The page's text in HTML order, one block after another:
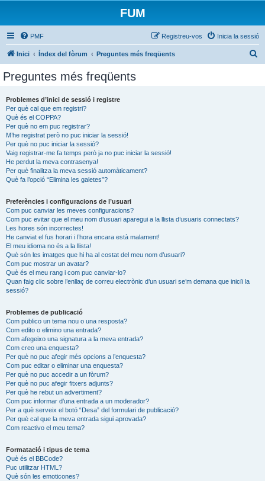
FUM
PMF Inicia la sessió
Registreu-vos
Inici Índex del fòrum Preguntes més freqüents
Preguntes més freqüents
Problemes d’inici de sessió i registre
Per què cal que em registri?
Què és el COPPA?
Per què no em puc registrar?
M’he registrat però no puc iniciar la sessió!
Per què no puc iniciar la sessió?
Vaig registrar-me fa temps però ja no puc iniciar la sessió!
He perdut la meva contrasenya!
Per què finalitza la meva sessió automàticament?
Què fa l’opció “Elimina les galetes”?
Preferències i configuracions de l’usuari
Com puc canviar les meves configuracions?
Com puc evitar que el meu nom d’usuari aparegui a la llista d’usuaris connectats?
Les hores són incorrectes!
He canviat el fus horari i l’hora encara està malament!
El meu idioma no és a la llista!
Què són les imatges que hi ha al costat del meu nom d’usuari?
Com puc mostrar un avatar?
Què és el meu rang i com puc canviar-lo?
Quan faig clic sobre l’enllaç de correu electrònic d’un usuari se’m demana que iniciï la
sessió?
Problemes de publicació
Com publico un tema nou o una resposta?
Com edito o elimino una entrada?
Com afegeixo una signatura a la meva entrada?
Com creo una enquesta?
Per què no puc afegir més opcions a l’enquesta?
Com puc editar o eliminar una enquesta?
Per què no puc accedir a un fòrum?
Per què no puc afegir fitxers adjunts?
Per què he rebut un advertiment?
Com puc informar d’una entrada a un moderador?
Per a què serveix el botó “Desa” del formulari de publicació?
Per què cal que la meva entrada sigui aprovada?
Com reactivo el meu tema?
Formatació i tipus de tema
Què és el BBCode?
Puc utilitzar HTML?
Què són les emoticones?